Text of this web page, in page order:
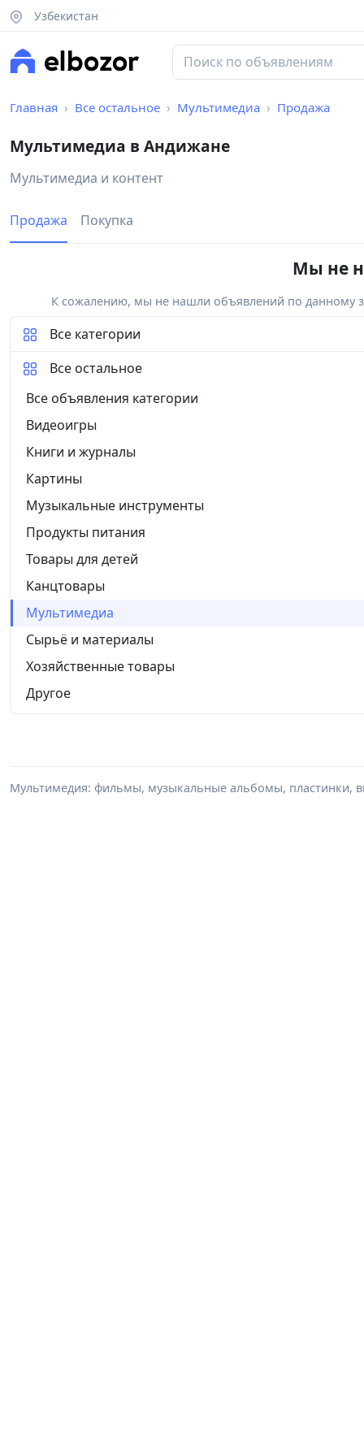
Узбекистан
Главная Все остальное Мультимедиа Продажа
Мультимедиа в Андижане
Мультимедиа и контент
Продажа Покупка
Мы не
К сожалению, мы не нашли объявлений по данному
Все категории
Все остальное
Все объявления категории
Видеоигры
Книги и журналы
Картины
Музыкальные инструменты
Продукты питания
Товары для детей
Канцтовары
Мультимедиа
Сырьё и материалы
Хозяйственные товары
Другое
Мультимедия: фильмы, музыкальные альбомы, пластинки,